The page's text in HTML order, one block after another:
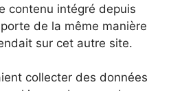
contenu intégré depuis
de la même manière
sur cet autre site.
collecter des données